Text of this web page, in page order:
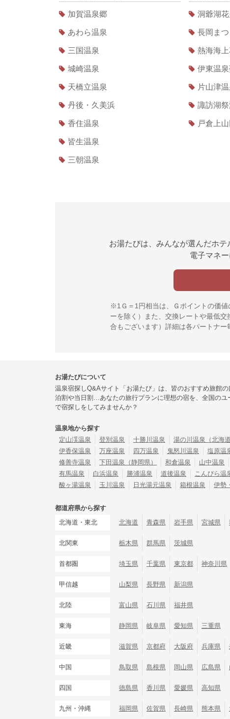
加賀温泉郷
あわら温泉
三国温泉
城崎温泉
天橋立温泉
丹後・久美浜
香住温泉
皆生温泉
三朝温泉
洞爺湖
長岡ま
熱海海
伊東温
片山津
諏訪湖
戸倉上
お湯たびは、みんなが選んだホ
電子マネ
※1Ｇ＝1円相当は、Ｇポイントの価
ーを除く）また、交換レートや最低
合もございます）詳細は各パートナー
お湯たびについて
温泉宿探しQ&Aサイト「お湯たび」は、皆のおすすめ旅館
泊割や当日割…あなたの旅行プランに理想の宿を、全国の
で宿探しをしてみませんか？
温泉地から探す
定山渓温泉
登別温泉 十勝川温泉 湯の川温泉（北海道
伊香保温泉
万座温泉 四万温泉 鬼怒川温泉 塩原温
修善寺温泉
下田温泉（静岡県） 和倉温泉 山中温泉
有馬温泉
白浜温泉 勝浦温泉 道後温泉 こんぴら温
酸ヶ湯温泉
玉川温泉 日光湯元温泉 箱根温泉 伊勢
都道府県から探す
北海道・東北
北海道 青森県 岩手県 宮城県
北関東 栃木県 群馬県 茨城県
首都圏 埼玉県 千葉県 東京都 神奈川県
甲信越 山梨県 長野県 新潟県
北陸 富山県 石川県 福井県
東海 静岡県 岐阜県 愛知県 三重県
近畿 滋賀県 京都府 大阪府 兵庫県
中国 鳥取県 島根県 岡山県 広島県
四国 徳島県 香川県 愛媛県 高知県
九州・沖縄 福岡県 佐賀県 長崎県 熊本県